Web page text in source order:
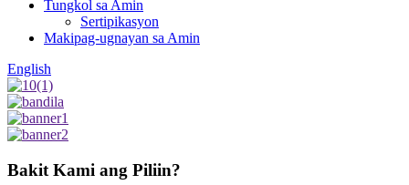
Tungkol sa Amin
Sertipikasyon
Makipag-ugnayan sa Amin
English
Bakit Kami ang Piliin?